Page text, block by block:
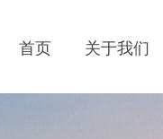
首页 关于我们